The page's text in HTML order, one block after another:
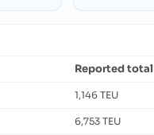
Reported total
1,146 TEU
6,753 TEU